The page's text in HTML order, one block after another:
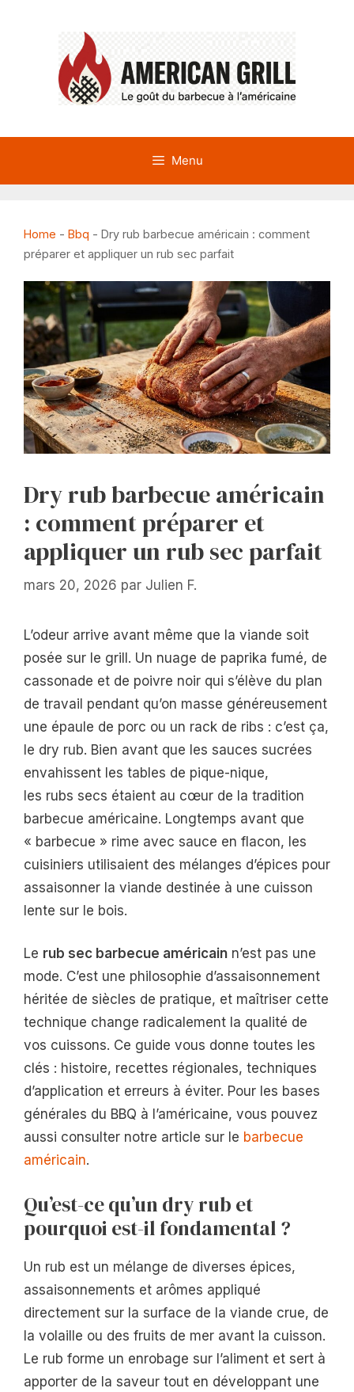
Menu
Home - Bbq - Dry rub barbecue américain : comment
préparer et appliquer un rub sec parfait
Dry rub barbecue américain
: comment préparer et
appliquer un rub sec parfait
mars 20, 2026 par Julien F.
L’odeur arrive avant même que la viande soit
posée sur le grill. Un nuage de paprika fumé, de
cassonade et de poivre noir qui s’élève du plan
de travail pendant qu’on masse généreusement
une épaule de porc ou un rack de ribs : c’est ça,
le dry rub. Bien avant que les sauces sucrées
envahissent les tables de pique-nique,
les rubs secs étaient au cœur de la tradition
barbecue américaine. Longtemps avant que
« barbecue » rime avec sauce en flacon, les
cuisiniers utilisaient des mélanges d’épices pour
assaisonner la viande destinée à une cuisson
lente sur le bois.
Le rub sec barbecue américain n’est pas une
mode. C’est une philosophie d’assaisonnement
héritée de siècles de pratique, et maîtriser cette
technique change radicalement la qualité de
vos cuissons. Ce guide vous donne toutes les
clés : histoire, recettes régionales, techniques
d’application et erreurs à éviter. Pour les bases
générales du BBQ à l’américaine, vous pouvez
aussi consulter notre article sur le barbecue
américain.
Qu’est-ce qu’un dry rub et
pourquoi est-il fondamental ?
Un rub est un mélange de diverses épices,
assaisonnements et arômes appliqué
directement sur la surface de la viande crue, de
la volaille ou des fruits de mer avant la cuisson.
Le rub forme un enrobage sur l’aliment et sert à
apporter de la saveur tout en développant une